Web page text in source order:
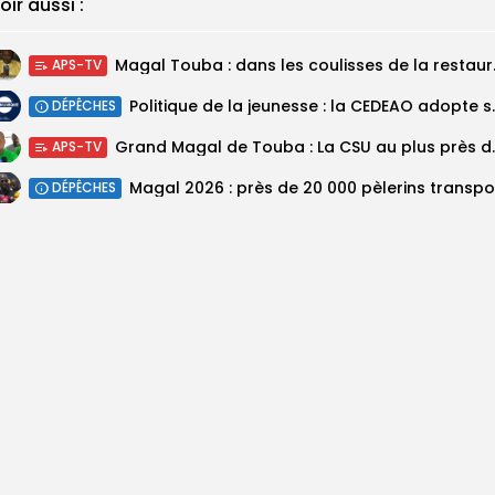
aussi :
APS-TV Magal
DÉPÊCHES Politique de la
APS-TV Grand
DÉPÊCHES